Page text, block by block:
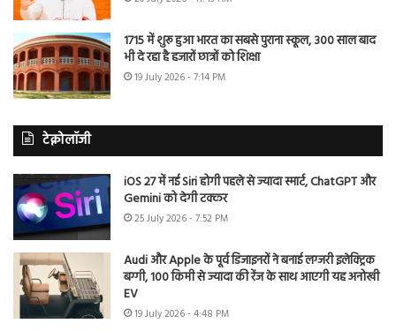
1715 में शुरू हुआ भारत का सबसे पुराना स्कूल, 300 साल बाद
भी दे रहा है हजारों छात्रों को शिक्षा
19 July 2026 - 7:14 PM
टेक्नोलॉजी
iOS 27 में नई Siri होगी पहले से ज्यादा स्मार्ट, ChatGPT और
Gemini को देगी टक्कर
25 July 2026 - 7:52 PM
Audi और Apple के पूर्व डिजाइनरों ने बनाई लग्जरी इलेक्ट्रिक
बग्गी, 100 किमी से ज्यादा की रेंज के साथ आएगी यह अनोखी
EV
19 July 2026 - 4:48 PM